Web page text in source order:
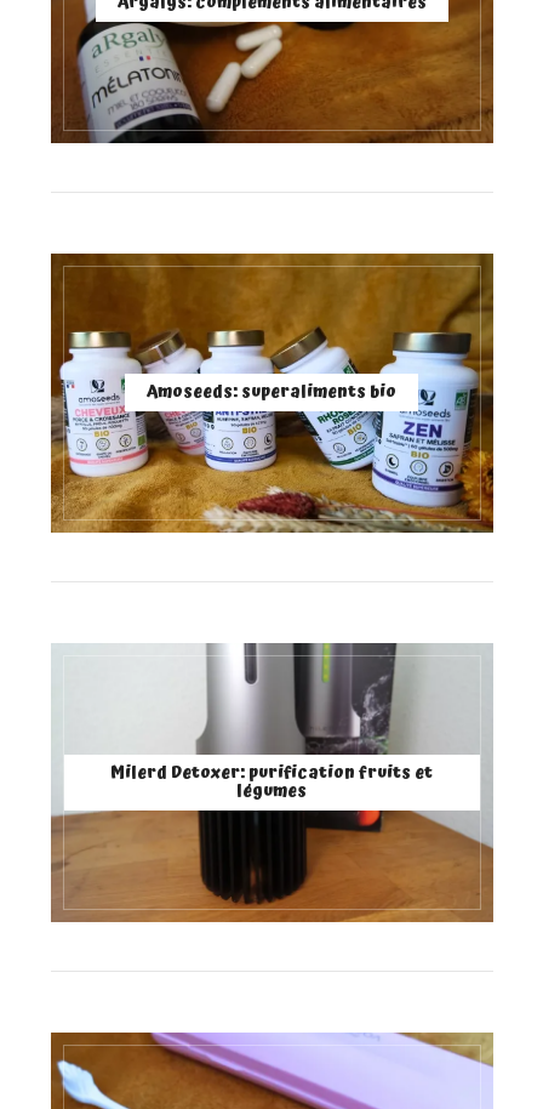
Amoseeds: superaliments bio
Milerd Detoxer: purification fruits et
légumes